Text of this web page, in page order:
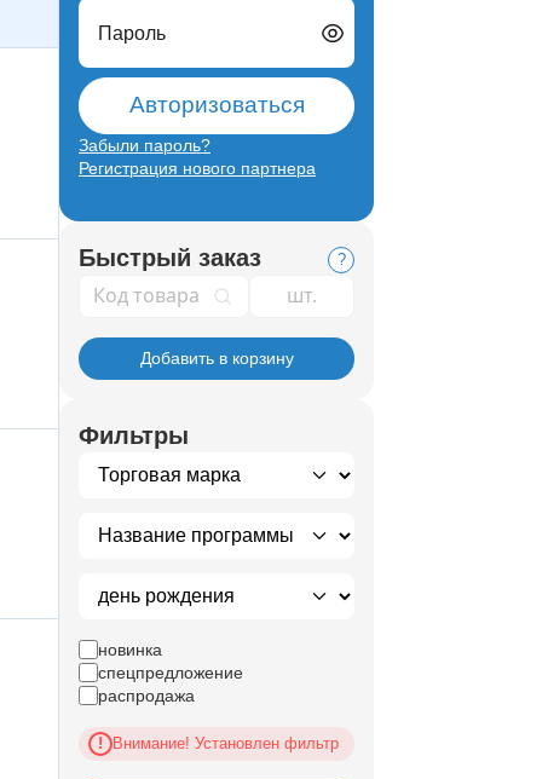
Пароль
Авторизоваться
Забыли пароль?
Регистрация нового партнера
Быстрый заказ ?
Код товара
Добавить в корзину
Фильтры
новинка
спецпредложение
распродажа
! Внимание! Установлен фильтр